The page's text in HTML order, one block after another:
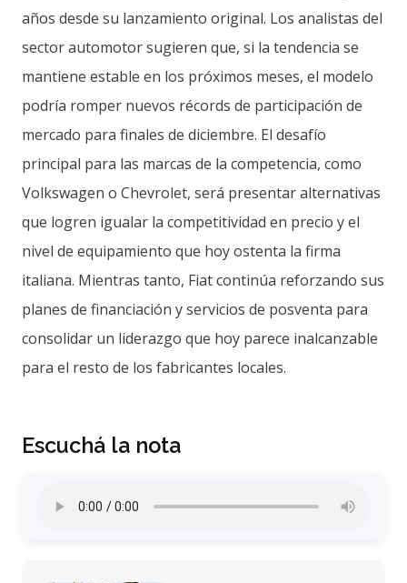
años desde su lanzamiento original. Los analistas del
sector automotor sugieren que, si la tendencia se
mantiene estable en los próximos meses, el modelo
podría romper nuevos récords de participación de
mercado para finales de diciembre. El desafío
principal para las marcas de la competencia, como
Volkswagen o Chevrolet, será presentar alternativas
que logren igualar la competitividad en precio y el
nivel de equipamiento que hoy ostenta la firma
italiana. Mientras tanto, Fiat continúa reforzando sus
planes de financiación y servicios de posventa para
consolidar un liderazgo que hoy parece inalcanzable
para el resto de los fabricantes locales.
Escuchá la nota